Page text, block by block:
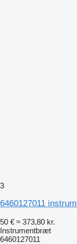
3
6460127011
50 € ≈ 373,80 kr.
Instrumentbræt
6460127011